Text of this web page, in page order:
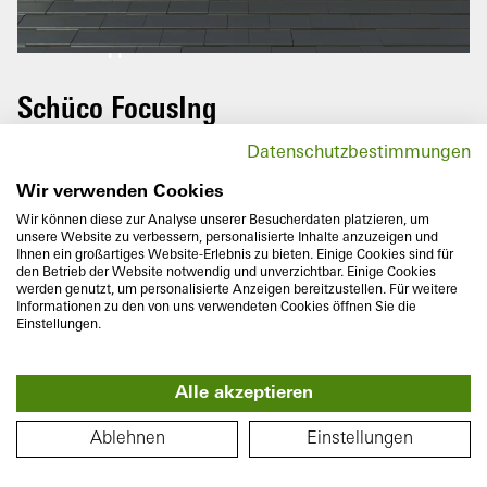
PLANLÖSNING
Vrid på din mobiltelefon för att
uppleva denna rundtur i sin helhet.
Schüco FocusIng
Windows and window doors from the
innovative Schüco FocusIng series boast a
modern look with clear, straight contours
and narrow roll-overs.
Monteringsdjup Värmeisolering
Uf
Datenschutzbestimmungen
Wir verwenden Cookies
Wir können diese zur Analyse unserer Besucherdaten platzieren, um
unsere Website zu verbessern, personalisierte Inhalte anzuzeigen und
Ihnen ein großartiges Website-Erlebnis zu bieten. Einige Cookies sind für
den Betrieb der Website notwendig und unverzichtbar. Einige Cookies
werden genutzt, um personalisierte Anzeigen bereitzustellen. Für weitere
Informationen zu den von uns verwendeten Cookies öffnen Sie die
Einstellungen.
Alle akzeptieren
Ablehnen Einstellungen